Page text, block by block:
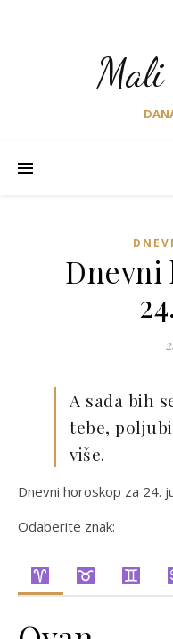
Mali
Dnevni
A sada bih
tebe,
više.
Dnevni horoskop za 24.
Odaberite znak: